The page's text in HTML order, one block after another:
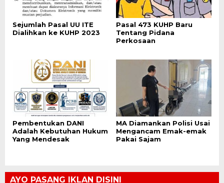
Sejumlah Pasal UU ITE
Dialihkan ke KUHP 2023
Pasal 473 KUHP Baru
Tentang Pidana
Perkosaan
Pembentukan DANI
Adalah Kebutuhan Hukum
Yang Mendesak
MA Diamankan Polisi Usai
Mengancam Emak-emak
Pakai Sajam
AYO PASANG IKLAN DISINI